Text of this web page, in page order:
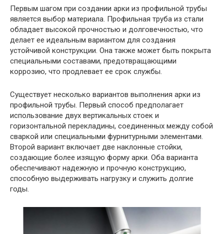
Первым шагом при создании арки из профильной трубы
является выбор материала. Профильная труба из стали
обладает высокой прочностью и долговечностью, что
делает ее идеальным вариантом для создания
устойчивой конструкции. Она также может быть покрыта
специальными составами, предотвращающими
коррозию, что продлевает ее срок службы.
Существует несколько вариантов выполнения арки из
профильной трубы. Первый способ предполагает
использование двух вертикальных стоек и
горизонтальной перекладины, соединенных между собой
сваркой или специальными фурнитурными элементами.
Второй вариант включает две наклонные стойки,
создающие более изящую форму арки. Оба варианта
обеспечивают надежную и прочную конструкцию,
способную выдерживать нагрузку и служить долгие
годы.